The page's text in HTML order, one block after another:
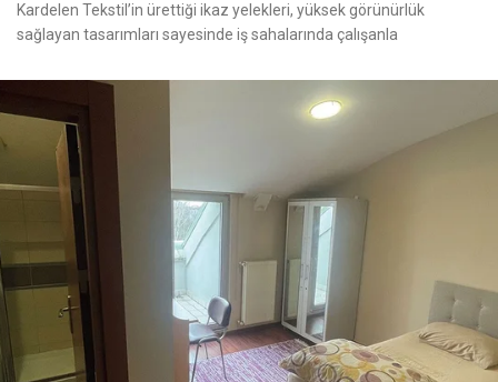
Kardelen Tekstil’in ürettiği ikaz yelekleri, yüksek görünürlük
sağlayan tasarımları sayesinde iş sahalarında çalışanla